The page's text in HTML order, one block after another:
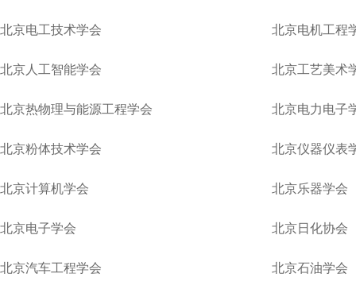
北京电工技术学会 北京电机工程
北京人工智能学会 北京工艺美术
北京热物理与能源工程学会 北京电力电子
北京粉体技术学会 北京仪器仪表
北京计算机学会 北京乐器学会
北京电子学会 北京日化协会
北京汽车工程学会 北京石油学会